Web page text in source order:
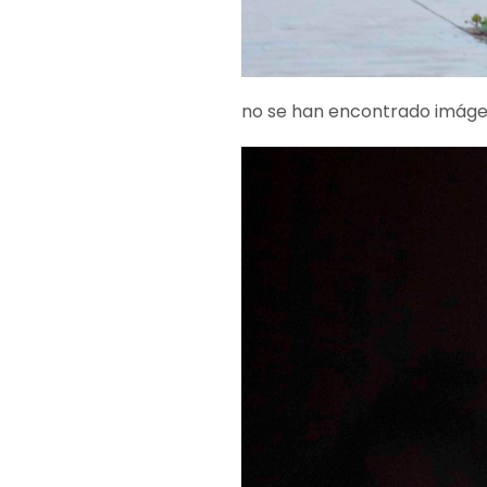
no se han encontrado